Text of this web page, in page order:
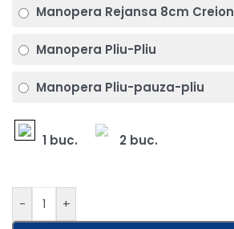
Manopera Rejansa 8cm Creion
Manopera Pliu-Pliu
Manopera Pliu-pauza-pliu
1 buc. 2 buc.
- +